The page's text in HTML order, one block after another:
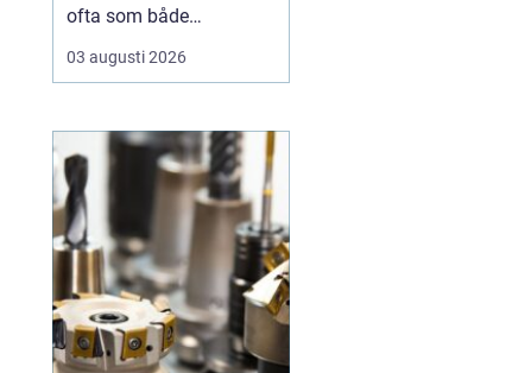
ofta som både
stressande och svårt.
Många hundägare i
uppgiften, av rädsla för
att klippa i pulpan eller
göra hunden illa.
Samtidigt påverkar för
långa klor hundens
kropp, rörels...
03 augusti 2026